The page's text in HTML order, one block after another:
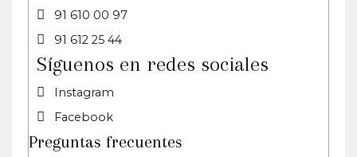
91 610 00 97
91 612 25 44
Síguenos en redes sociales
Instagram
Facebook
Preguntas frecuentes